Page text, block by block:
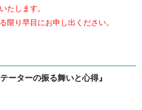
たします。
り早目にお申し出ください。
ーターの振る舞いと心得』